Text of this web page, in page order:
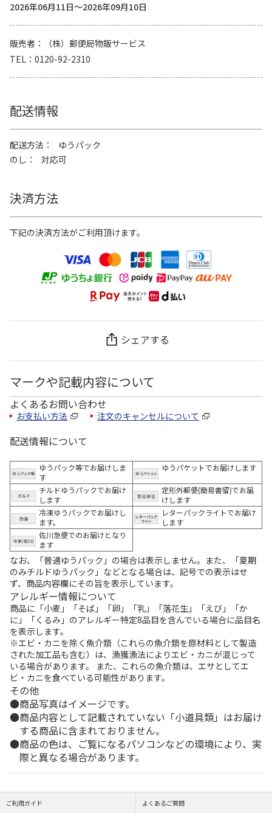
2026年06月11日～2026年09月10日
販売者
（株）郵便局物販サービス
TEL
0120-92-2310
配送情報
配送方法
ゆうパック
のし
対応可
決済方法
下記の決済方法がご利用頂けます。
シェアする
マークや記載内容について
よくあるお問い合わせ
お支払い方法 注文のキャンセルについて
配送情報について
ゆうパック等でお届けしま
す
ゆうパケットでお届けします
チルドゆうパックでお届け
します
定形外郵便(簡易書留)でお届
けします
冷凍ゆうパックでお届けし
ます。
レターパックライトでお届け
します
佐川急便でのお届けとなり
ます
なお、「普通ゆうパック」の場合は表示しません。また、「夏期
のみチルドゆうパック」などとなる場合は、記号での表示はせ
ず、商品内容欄にその旨を表示しています。
アレルギー情報について
商品に「小麦」「そば」「卵」「乳」「落花生」「えび」「か
に」「くるみ」のアレルギー特定8品目を含んでいる場合に品目名
を表示します。
※エビ・カニを除く魚介類（これらの魚介類を原材料として製造
された加工品も含む）は、漁獲漁法によりエビ・カニが混じって
いる場合があります。 また、これらの魚介類は、エサとしてエ
ビ・カニを食べている可能性があります。
その他
商品写真はイメージです。
商品内容として記載されていない「小道具類」はお届け
する商品に含まれておりません。
商品の色は、ご覧になるパソコンなどの環境により、実
際と異なる場合があります。
ご利用ガイド よくあるご質問